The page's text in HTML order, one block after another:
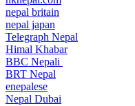
nepal britain
nepal japan
Telegraph Nepal
Himal Khabar
BBC Nepali
BRT Nepal
enepalese
Nepal Dubai